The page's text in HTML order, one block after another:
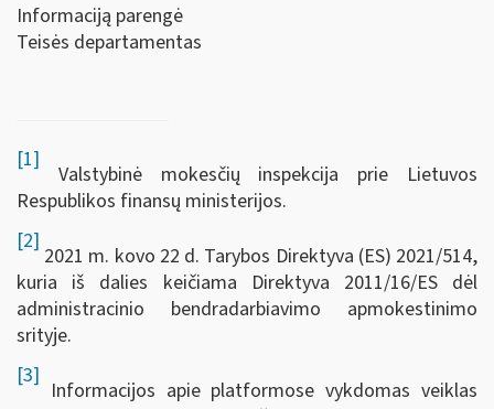
Informaciją parengė
Teisės departamentas
[1]
Valstybinė mokesčių inspekcija prie Lietuvos
Respublikos finansų ministerijos.
[2]
2021 m. kovo 22 d. Tarybos Direktyva (ES) 2021/514,
kuria iš dalies keičiama Direktyva 2011/16/ES dėl
administracinio bendradarbiavimo apmokestinimo
srityje.
[3]
Informacijos apie platformose vykdomas veiklas